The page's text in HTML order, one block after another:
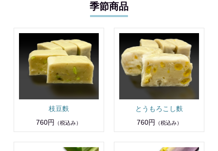
季節商品
枝豆麩
760円
（税込み）
とうもろこし麩
760円
（税込み）